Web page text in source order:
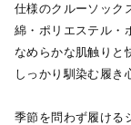
仕様のクルーソック
綿・ポリエステル・
なめらかな肌触りと
しっかり馴染む履き
季節を問わず履ける